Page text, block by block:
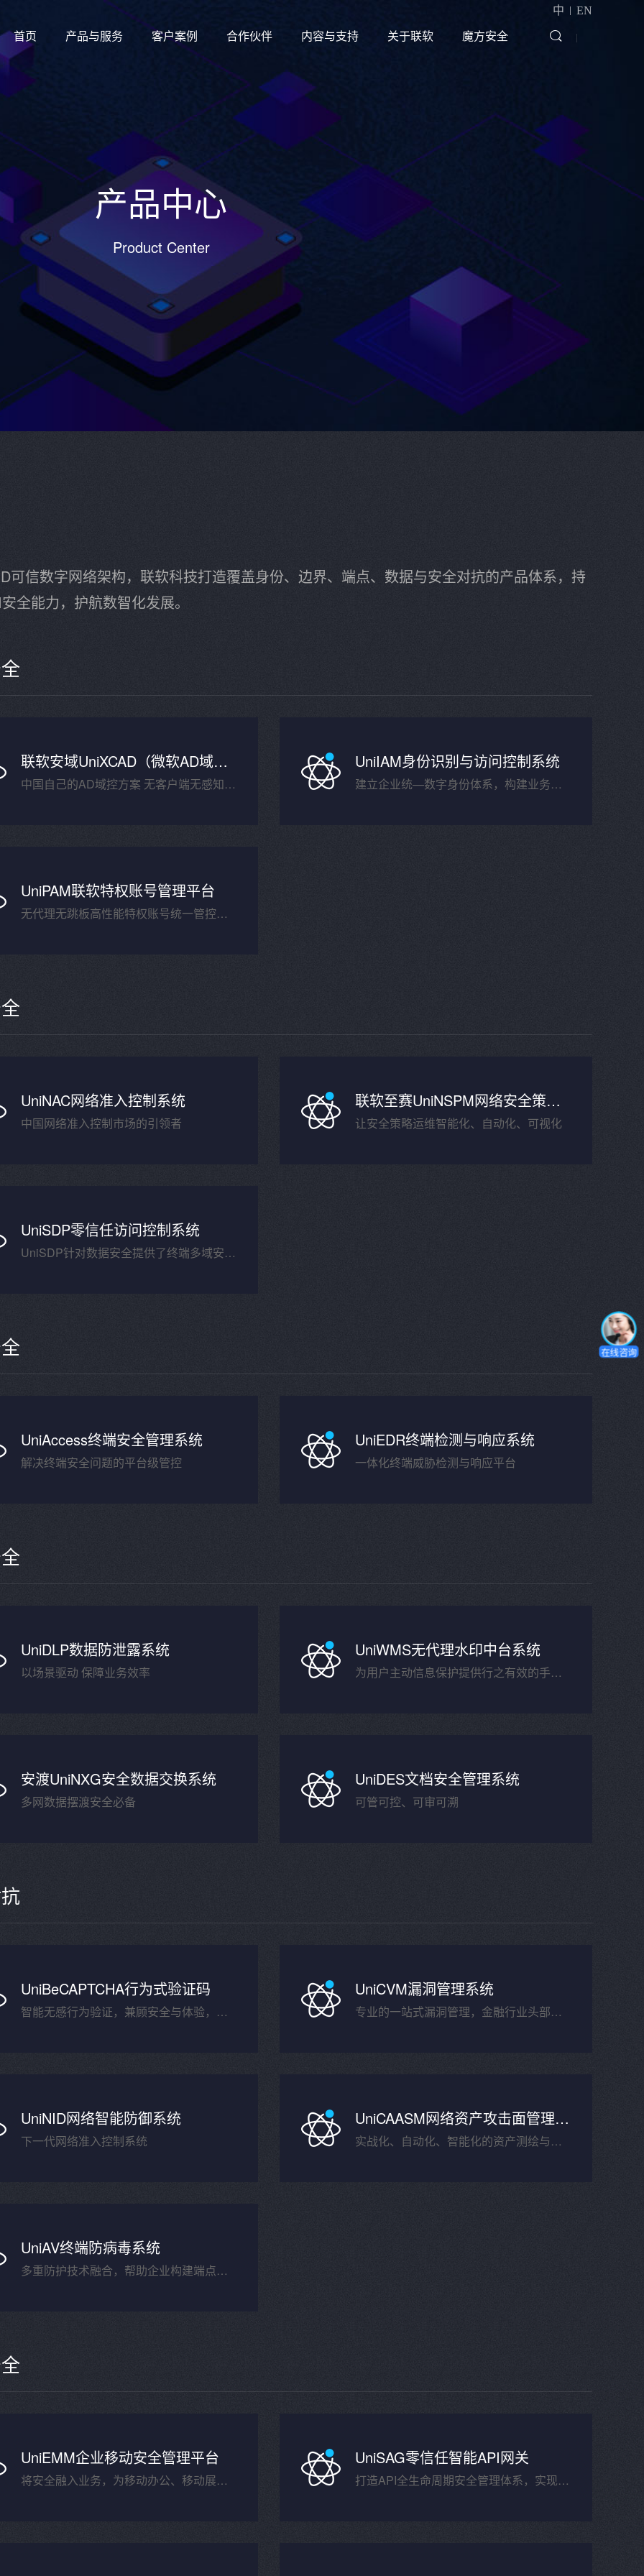
首页 产品与服务 客户案例 合作伙伴 内容与支持 关于联软 魔方安全  |
中 | EN
产品中心
Product Center
可信数字网络架构，联软科技打造覆盖身份、边界、端点、数据与安全对抗的产品体系，持
全能力，护航数智化发展。
联软安域UniXCAD（微软AD域控替代解决方案）
中国自己的AD域控方案 无客户端无感知平滑替代微软AD域
UniIAM身份识别与访问控制系统
建立企业统—数字身份体系，构建业务智能化新生态
UniPAM联软特权账号管理平台
无代理无跳板高性能特权账号统一管控与审计
UniNAC网络准入控制系统
中国网络准入控制市场的引领者
联软至赛UniNSPM网络安全策略管理系统
让安全策略运维智能化、自动化、可视化
UniSDP零信任访问控制系统
UniSDP针对数据安全提供了终端多域安全沙箱能力，实现终端企业数据隔离、终端网络隔离、企业应用进程保护。
UniAccess终端安全管理系统
解决终端安全问题的平台级管控
UniEDR终端检测与响应系统
一体化终端威胁检测与响应平台
UniDLP数据防泄露系统
以场景驱动 保障业务效率
UniWMS无代理水印中台系统
为用户主动信息保护提供行之有效的手段，在信息的流转过程中提供及时有效的保密提示及信息防泄露保护
安渡UniNXG安全数据交换系统
多网数据摆渡安全必备
UniDES文档安全管理系统
可管可控、可审可溯
UniBeCAPTCHA行为式验证码
智能无感行为验证，兼顾安全与体验，构筑数字化业务第一道可信安全防线
UniCVM漏洞管理系统
专业的一站式漏洞管理，金融行业头部客户的选择。
UniNID网络智能防御系统
下一代网络准入控制系统
UniCAASM网络资产攻击面管理系统
实战化、自动化、智能化的资产测绘与风险监测平台
UniAV终端防病毒系统
多重防护技术融合，帮助企业构建端点安全防护体系
UniEMM企业移动安全管理平台
将安全融入业务，为移动办公、移动展业保驾护航
UniSAG零信任智能API网关
打造API全生命周期安全管理体系，实现高效业务协同
在线咨询